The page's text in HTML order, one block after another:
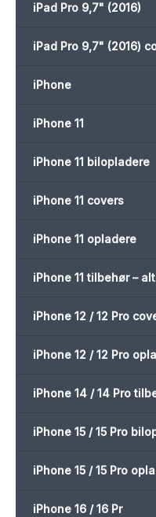
iPad Pro 9,7" (2016)
iPad Pro 9,7" (2016)
iPhone
iPhone 11
iPhone 11 bilopladere
iPhone 11 covers
iPhone 11 opladere
iPhone 11 tilbehør –
iPhone 12 / 12 Pro
iPhone 12 / 12 Pro
iPhone 14 / 14 Pro
iPhone 15 / 15 Pro
iPhone 15 / 15 Pro
iPhone 16 / 16 Pr